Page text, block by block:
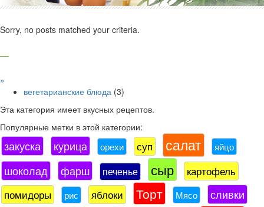
Sorry, no posts matched your criteria.
»
вегетарианские блюда (3)
Эта категория имеет вкусных рецептов.
Популярные метки в этой категории:
закуска курица орехи суп салат яйцо
шоколад фарш печенье сыр
картофель
помидоры
рис яблоки Торт Мясо сливки